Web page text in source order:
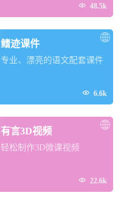
 48.5k
鳍迹课件
专业、漂亮的语文配套课件
 6.6k
有言3D视频
轻松制作3D微课视频
 22.6k